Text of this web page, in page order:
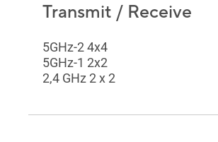
Transmit / Receive
5GHz-2 4x4
5GHz-1 2x2
2,4 GHz 2 x 2